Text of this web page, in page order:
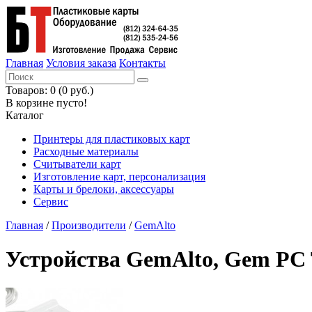
Главная Условия заказа Контакты
Товаров: 0 (0 руб.)
В корзине пусто!
Каталог
Принтеры для пластиковых карт
Расходные материалы
Считыватели карт
Изготовление карт, персонализация
Карты и брелоки, аксессуары
Сервис
Главная / Производители / GemAlto
Устройства GemAlto, Gem